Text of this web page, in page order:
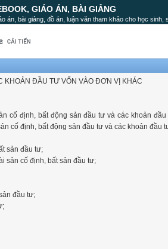
GIÁO ÁN, BÀI GIẢNG
án, bài giảng, đồ án, luận văn tham khảo cho học sinh,
KHOẢN ĐẦU TƯ VỐN VÀO ĐƠN VỊ KHÁC
cố định, bất động sản đầu tư và các khoản
cố định, bất động sản đầu tư và các khoản đầu
sản đầu tư;
sản cố định, bất sản đầu tư;
đầu tư;